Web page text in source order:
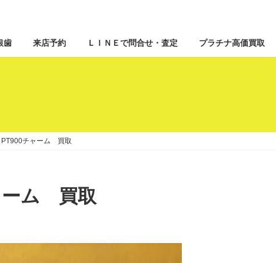
歯 来店予約 ＬＩＮＥで問合せ・査定 プラチナ高価買取
チャーム 買取
ム 買取